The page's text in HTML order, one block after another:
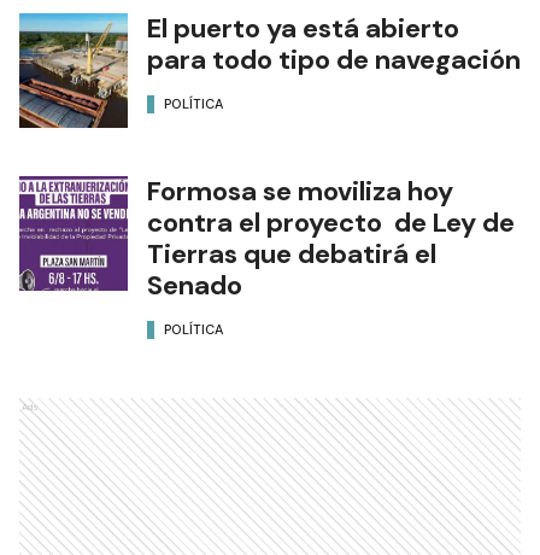
El puerto ya está abierto
para todo tipo de navegación
POLÍTICA
Formosa se moviliza hoy
contra el proyecto de Ley de
Tierras que debatirá el
Senado
POLÍTICA
Ads